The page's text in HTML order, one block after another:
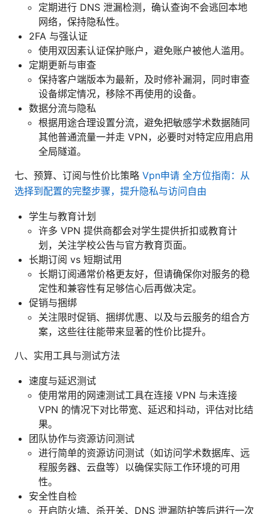
定期进行 DNS 泄漏检测，确认查询不会逃回本地
网络，保持隐私性。
2FA 与强认证
使用双因素认证保护账户，避免账户被他人滥用。
定期更新与审查
保持客户端版本为最新，及时修补漏洞，同时审查
设备绑定情况，移除不再使用的设备。
数据分流与隐私
根据用途合理设置分流，避免把敏感学术数据随同
其他普通流量一并走 VPN，必要时对特定应用启用
全局隧道。
七、预算、订阅与性价比策略 Vpn申请 全方位指南：从
选择到配置的完整步骤，提升隐私与访问自由
学生与教育计划
许多 VPN 提供商都会对学生提供折扣或教育计
划，关注学校公告与官方教育页面。
长期订阅 vs 短期试用
长期订阅通常价格更友好，但请确保你对服务的稳
定性和兼容性有足够信心后再做决定。
促销与捆绑
关注限时促销、捆绑优惠、以及与云服务的组合方
案，这些往往能带来显著的性价比提升。
八、实用工具与测试方法
速度与延迟测试
使用常用的网速测试工具在连接 VPN 与未连接
VPN 的情况下对比带宽、延迟和抖动，评估对比结
果。
团队协作与资源访问测试
进行简单的资源访问测试（如访问学术数据库、远
程服务器、云盘等）以确保实际工作环境的可用
性。
安全性自检
开启防火墙、杀开关、DNS 泄漏防护等后进行一次